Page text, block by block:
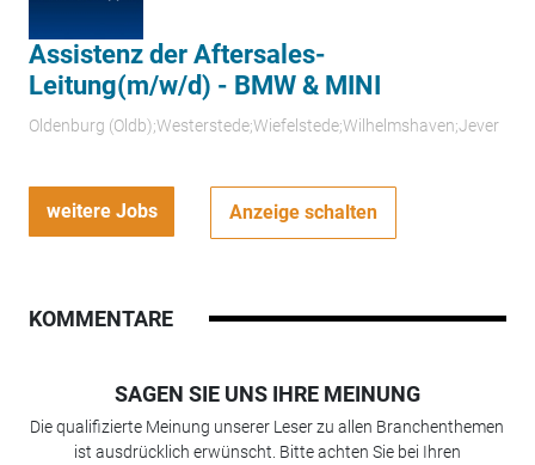
Assistenz der Aftersales-
Leitung(m/w/d) - BMW & MINI
Oldenburg (Oldb);Westerstede;Wiefelstede;Wilhelmshaven;Jever
weitere Jobs Anzeige schalten
KOMMENTARE
SAGEN SIE UNS IHRE MEINUNG
Die qualifizierte Meinung unserer Leser zu allen Branchenthemen
ist ausdrücklich erwünscht. Bitte achten Sie bei Ihren